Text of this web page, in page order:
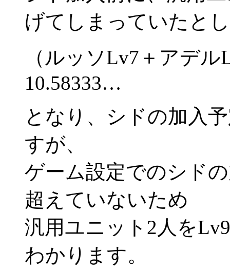
げてしまっていたと
（ルッソLv7＋アデ
10.58333…
となり、シドの加入
すが、
ゲーム設定でのシド
超えていないため
汎用ユニット2人を
わかります。